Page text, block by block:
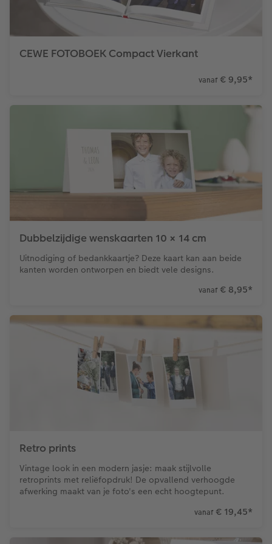
Ontwerpopties
Making Memories
Pasfoto's maken
Alle extra's
CEWE FOTOBOEK Compact Vierkant
vanaf € 9,95*
Dubbelzijdige wenskaarten 10 × 14 cm
Uitnodiging of bedankkaartje? Deze kaart kan aan beide
kanten worden ontworpen en biedt vele designs.
vanaf € 8,95*
Retro prints
Vintage look in een modern jasje: maak stijlvolle
retroprints met reliëfopdruk! De opvallend verhoogde
afwerking maakt van je foto's een echt hoogtepunt.
vanaf € 19,45*